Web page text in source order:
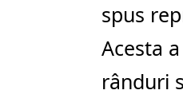
spus
Acesta
rânduri